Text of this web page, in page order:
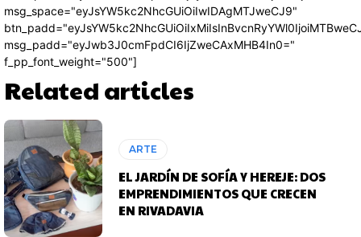
msg_space="eyJsYW5kc2NhcGUiOiIwIDAgMTJweCJ9"
msg_padd="eyJwb3J0cmFpdCI6IjZweCAxMHB4In0="
f_pp_font_weight="500"]
Related articles
ARTE
EL JARDÍN DE SOFÍA Y HEREJE: DOS
EMPRENDIMIENTOS QUE CRECEN
EN RIVADAVIA